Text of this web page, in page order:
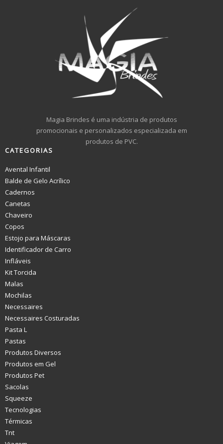
Magia Brindes é uma indústria de produtos
promocionais e personalizados especializada em
produtos de PVC.
CATEGORIAS
Avental Infantil
Balde de Gelo Acrílico
Cadernos
Canetas
Chaveiro
Copos
Estojo para Máscaras
Identificador de Carro
Infláveis
Kit Torcida
Malas
Mochilas
Necessaires
Necessaires Costuradas
Pasta L
Pastas
Produtos Diversos
Produtos em Gel
Produtos Pet
Sacolas
Squeeze
Tecnologias
Térmicas
Tnt